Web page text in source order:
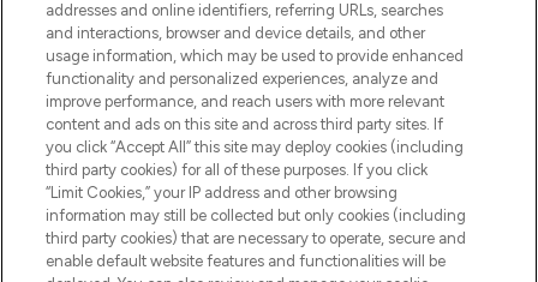
Cookie-Einwilligung
Do Not Sell or Share My Personal
Information
HILFE & INFORMATION
IMPRESSUM
addresses and online identifiers, referring URLs, searches
and interactions, browser and device details, and other
usage information, which may be used to provide enhanced
functionality and personalized experiences, analyze and
improve performance, and reach users with more relevant
content and ads on this site and across third party sites. If
you click “Accept All” this site may deploy cookies (including
third party cookies) for all of these purposes. If you click
“Limit Cookies,” your IP address and other browsing
information may still be collected but only cookies (including
third party cookies) that are necessary to operate, secure and
enable default website features and functionalities will be